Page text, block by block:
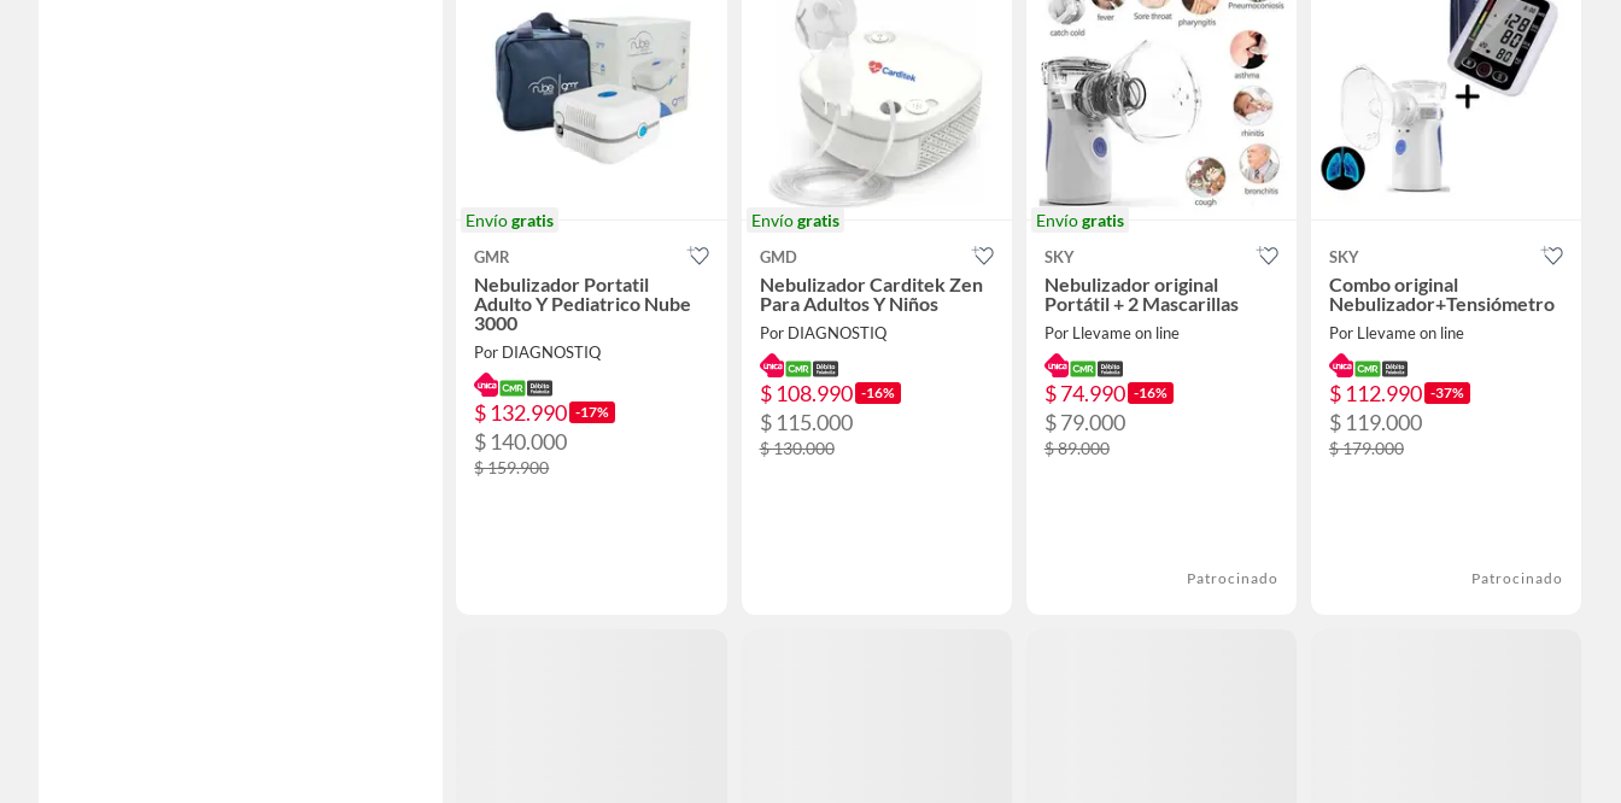
Envíogratis
GMR
Nebulizador Portatil
Adulto Y Pediatrico Nube
3000
Por DIAGNOSTIQ
$ 132.990 -17%
$ 140.000
$ 159.900
Envíogratis
GMD
Nebulizador Carditek Zen
Para Adultos Y Niños
Por DIAGNOSTIQ
$ 108.990 -16%
$ 115.000
$ 130.000
Envíogratis
SKY
Nebulizador original
Portátil + 2 Mascarillas
Por Llevame on line
$ 74.990 -16%
$ 79.000
$ 89.000
Patrocinado
SKY
Combo original
Nebulizador+Tensiómetro
Por Llevame on line
$ 112.990 -37%
$ 119.000
$ 179.000
Patrocinado